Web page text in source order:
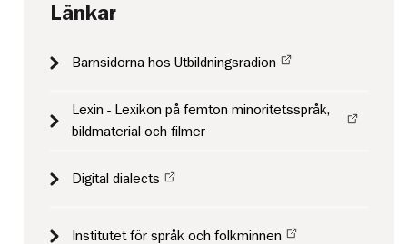
Länkar
Barnsidorna hos Utbildningsradion
Lexin - Lexikon på femton minoritetsspråk,
bildmaterial och filmer
Digital dialects
Institutet för språk och folkminnen